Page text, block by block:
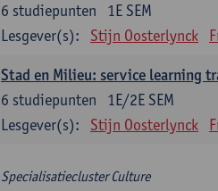
1E SEM
6 studiepunten
Lesgever(s):
Stijn Oosterlynck
Stad en Milieu: service learning
1E/2E SEM
6 studiepunten
Lesgever(s):
Stijn Oosterlynck
Specialisatiecluster Culture